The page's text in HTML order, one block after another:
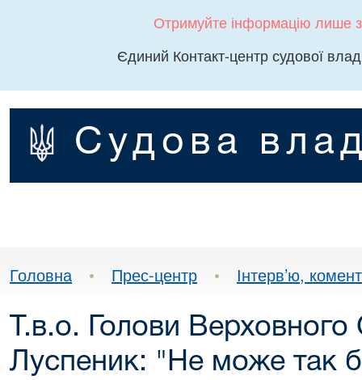
Отримуйте інформацію лише
Єдиний Контакт-центр судової
Судова
Головна • Прес-центр • Інтерв’ю,
Т.в.о. Голови
Луспеник: "Не може так